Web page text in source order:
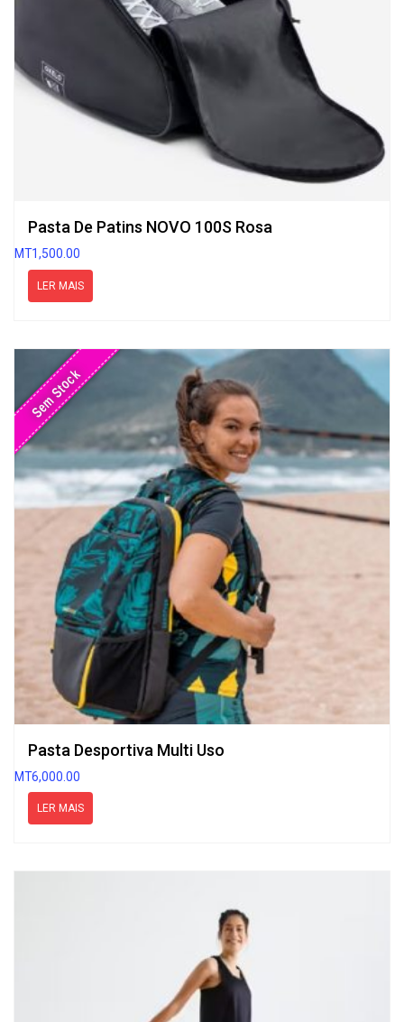
Pasta De Patins NOVO 100S Rosa
MT1,500.00
LER MAIS
Sem Stock
Pasta Desportiva Multi Uso
MT6,000.00
LER MAIS